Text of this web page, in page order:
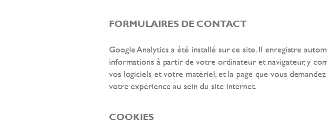
FORMULAIRES DE CONTACT
Google Analytics a été installé sur ce site. Il enregistre
informations à partir de votre ordinateur et navigateur, y
vos logiciels et votre matériel, et la page que vous
votre expérience au sein du site internet.
COOKIES